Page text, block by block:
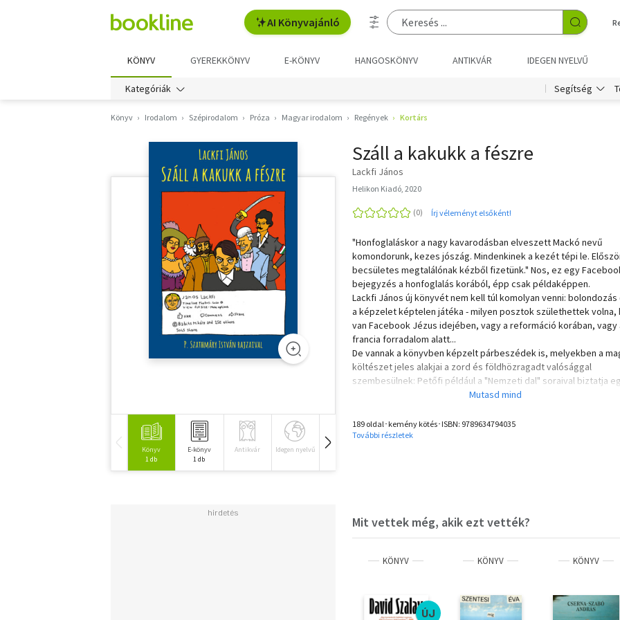
AI Könyvajánló
KÖNYV GYEREKKÖNYV E-KÖNYV HANGOSKÖNYV ANTIKVÁR IDEGEN NYELVŰ
Kategóriák Segítség
Könyv Irodalom Szépirodalom Próza Magyar irodalom Regények Kortárs
Könyv
1 db
E-könyv
1 db
Antikvár Idegen nyelvű Hangoskönyv
Száll a kakukk a fészre
Lackfi János
Helikon Kiadó, 2020
Írj véleményt elsőként!
"Honfoglaláskor a nagy kavarodásban elveszett Mackó nevű
komondorunk, kezes jószág. Mindenkinek a kezét tépi le.
becsületes megtalálónak kézből fizetünk." Nos, ez egy
bejegyzés a honfoglalás korából, épp csak példaképpen.
Lackfi János új könyvét nem kell túl komolyan venni: bolondozás
a képzelet képtelen játéka - milyen posztok születhettek volna,
van Facebook Jézus idejében, vagy a reformáció korában, vagy
francia forradalom alatt...
De vannak a könyvben képzelt párbeszédek is, melyekben a
költészet jeles alakjai a zord és földhözragadt valósággal
szembesülnek: Petőfi például a "Nemzeti dal" soraival biztatja
honfitársát, aki ezt zaklatásnak veszi; Léda pedig egy kicsivel
Lackfi János, mondhatni, tiszteletlenül bánik a történelem nagy
alakjaival és a magyar irodalom zseniális alkotóival, de emögött a
189 oldal･kemény kötés･ISBN: 9789634794035
További részletek
Mit vettek még, akik ezt vették?
KÖNYV
ÚJ
KÖNYV KÖNYV